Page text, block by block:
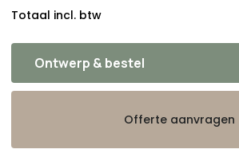
Ontwerp & bestel
Totaal incl. btw
Offerte aanvragen